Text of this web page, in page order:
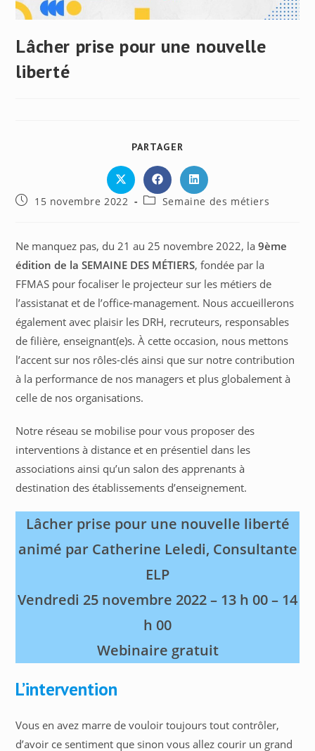
Lâcher prise pour une nouvelle
liberté
PARTAGER
CONTENU
Ouvrir
dans
une
Ouvrir
dans
une
Ouvrir
dans
une
Publication
15 novembre 2022
PostSemaine des métiers
Ne manquez pas, du 21 au 25 novembre 2022, la9ème
édition de la SEMAINE DES MÉTIERS, fondée par la
FFMAS pour focaliser le projecteur sur les métiers de
l’assistanat et de l’office-management. Nous accueillerons
également avec plaisir les DRH, recruteurs, responsables
de filière, enseignant(e)s. À cette occasion, nous mettons
l’accent sur nos rôles-clés ainsi que sur notre contribution
à la performance de nos managers et plus globalement à
celle de nos organisations.
Notre réseau se mobilise pour vous proposer des
interventions à distance et en présentiel dans les
associations ainsi qu’un salon des apprenants à
destination des établissements d’enseignement.
Lâcher prise pour une nouvelle liberté
animé par Catherine Leledi, Consultante
ELP
Vendredi 25 novembre 2022 – 13 h 00 – 14
h 00
Webinaire gratuit
L’intervention
Vous en avez marre de vouloir toujours tout contrôler,
d’avoir ce sentiment que sinon vous allez courir un grand